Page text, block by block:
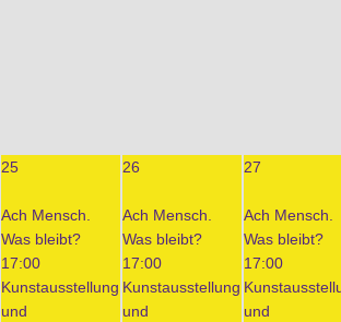
25
Ach Mensch.
Was bleibt?
17:00
Kunstausstellung
und
26
Ach Mensch.
Was bleibt?
17:00
Kunstausstellung
und
27
Ach Mensch.
Was bleibt?
17:00
und